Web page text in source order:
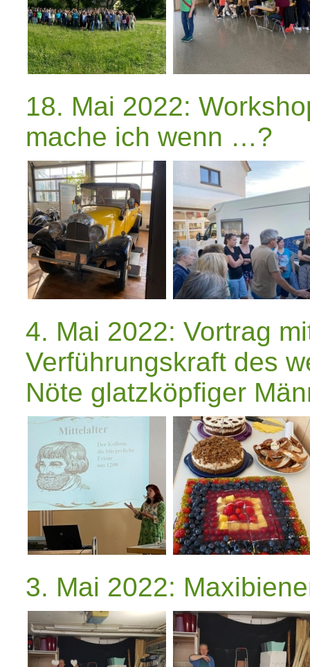
18. Mai 2022:
mache ich wenn …?
4. Mai 2022: Vortrag
Verführungskraft des
Nöte glatzköpfiger
3. Mai 2022: